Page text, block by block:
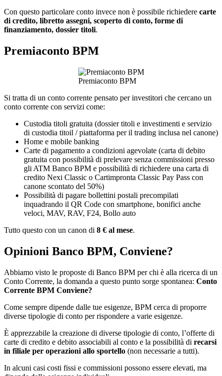
Con questo particolare conto invece non è possibile richiedere carte
di credito, libretto assegni, scoperto di conto, forme di
finanziamento, dossier titoli.
Premiaconto BPM
Premiaconto BPM
Si tratta di un conto corrente pensato per investitori che cercano un
conto corrente con servizi come:
Custodia titoli gratuita (dossier titoli e investimenti e servizio
di custodia titoil / piattaforma per il trading inclusa nel canone)
Home e mobile banking
Carte di pagamento a condizioni agevolate (carta di debito
gratuita con possibilità di prelevare senza commissioni presso
gli ATM Banco BPM e possibilità di richiedere una carta di
credito Nexi Classic o Cartimpronta Classic Pay Pass con
canone scontato del 50%)
Possibilità di pagare bollettini postali precompilati
inquadrando il QR Code con smartphone, bonifici anche
veloci, MAV, RAV, F24, Bollo auto
Tutto questo con un canon di 8 € al mese.
Opinioni Banco BPM, Conviene?
Abbiamo visto le proposte di Banco BPM per chi è alla ricerca di un
Conto Corrente, la domanda a questo punto sorge spontanea: Conto
Corrente BPM Conviene?
Come sempre dipende dalle tue esigenze, BPM cerca di proporre
diverse tipologie di conto per rispondere a varie esigenze.
È apprezzabile la creazione di diverse tipologie di conto, l’offerte di
carte di credito e debito associabili al conto e la possibilità di recarsi
in filiale per operazioni allo sportello (non necessarie a tutti).
In alcuni casi costi fissi e commissioni possono essere elevati, ma